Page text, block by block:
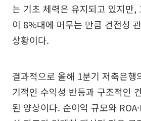
는 기초 체력은 유지되고 있지만,
이 8%대에 머무는 만큼 건전성
상황이다.
결과적으로 올해 1분기 저축은행
기적인 수익성 반등과 구조적인
된 양상이다. 순이익 규모와